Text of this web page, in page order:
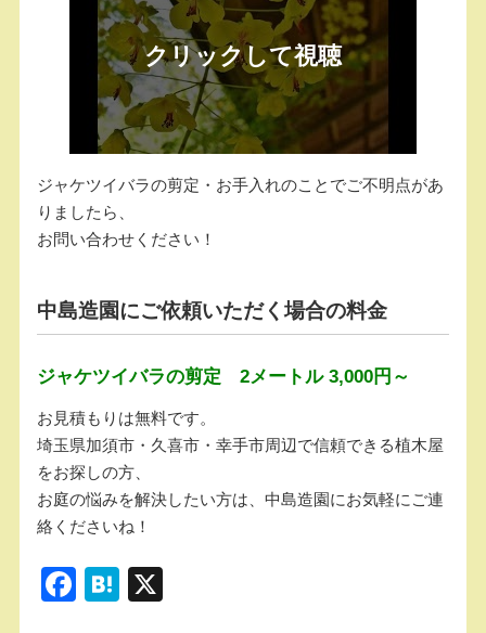
ジャケツイバラの剪定・お手入れのことでご不明点があ
りましたら、
お問い合わせください！
中島造園にご依頼いただく場合の料金
ジャケツイバラの剪定 2メートル 3,000円～
お見積もりは無料です。
埼玉県加須市・久喜市・幸手市周辺で信頼できる植木屋
をお探しの方、
お庭の悩みを解決したい方は、中島造園にお気軽にご連
絡くださいね！
F
H